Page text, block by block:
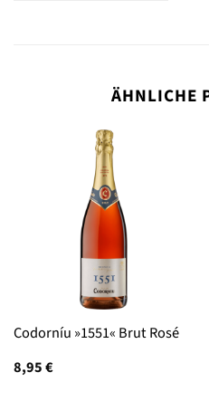
ÄHNLICHE
Codorníu »1551« Brut Rosé
8,95€